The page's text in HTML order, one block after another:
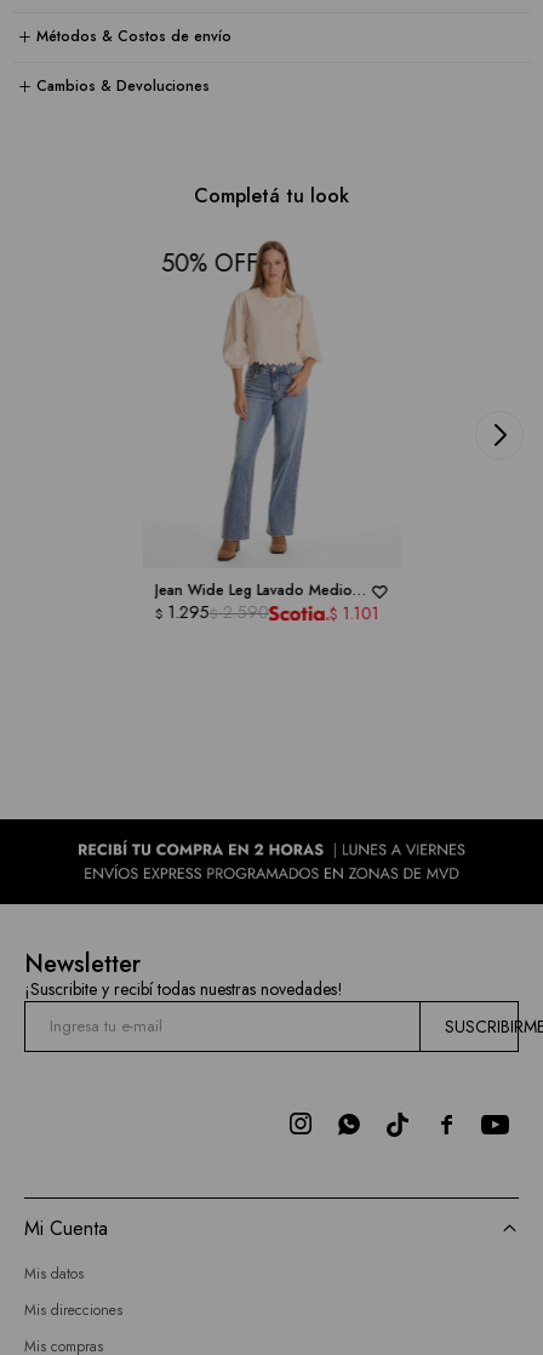
Métodos & Costos de envío
Cambios & Devoluciones
Completá tu look
50
Jean Wide Leg Lavado Medio -
ROYALTY COLLECTION
$ 1.295$ 2.590 $ 1.101
Newsletter
¡Suscribite y recibí todas nuestras novedades!

 
Mi Cuenta
Mis datos
Mis direcciones
Mis compras